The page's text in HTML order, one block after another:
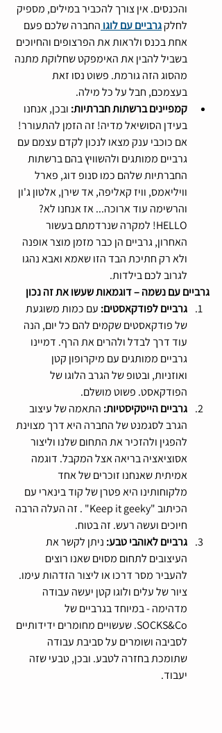
והכנסים. אין צורך להכביר במילים, מספיק
לחלק גרביים עם לוגו החברה שלכם פעם
אחת בכנס ולראות את הפרצופים והחיוכים
בשביל להבין את האימפקט שחלוקת מתנה
מהסוג הזה גורמת. פשוט נסו זאת
בעצמכם, חבל על כל מילה.
קמפיינים ברשתות חברתיות: ובכן, אנחנו
בעידן הסושיאל מדיה! זה הזמן להתעורר!
אם כוכבי ענק מצאו לנכון לקדם עצמם עם
גרביים ממותגים ולהשוויץ בהם ברשתות
החברתיות שלהם כמו סנופ דוג, פארל
וויליאמס, וויז קאליפה, אד שירן, אלטון ג'ון
והרשימה עוד ארוכה... אז אנחנו לא?
HELLO! למקרה שנרדמתם בעשור
האחרון, גרביים הן כבר מזמן מוצר אופנה
ולא רק חתיכת הבד הזו שאמא ואבא נהגו
לגרוב לכם בילדות.
גרביים עם נשמה – דוגמאות שעשו את זה נכון
גרביים לפודקאסטים: עם כמות משוגעת
של פודקאסטים שקמים להם כל יום, הנה
עוד דרך לבדל ולהרים את הרף. דמיינו
גרביים ממותגים עם מיקרופון קטן
ואוזניות, ובטופ של הגרב הלוגו של
הפודקאסט. פשוט מושלם.
גרביים הייטקיסטיות: התאמה של עיצוב
הגרב לסגמנט של החברה היא דרך מצוינת
להפגין ולהזכיר את התחום שלנו וליצור
אסוציאציה בריאה אצל המקבל. דוגמה
אמיתית שאנחנו זוכרים של אחד
מלקוחותינו היא פטרן של קוד בינארי עם
הכיתוב "Keep it geeky" . זה העלה הרבה
חיוכים ועשה רעש. זה בטוח.
גרביים לאוהבי טבע: ניתן לקשר את
העיצובים לתחום מסוים שאנו רוצים
להעביר מסר דרכו או ליצור הזדהות עימו.
ציור של עלים ולוגו קטן יעשה עבודה
מדהימה - במיוחד בגרביים של
SOCKS&Co. שעשויים מחומרים ידידותיים
לסביבה ושומרים על סביבת עבודה
שתומכת בחזרה לטבע. ובכן, טבעי שזה
יעבוד.